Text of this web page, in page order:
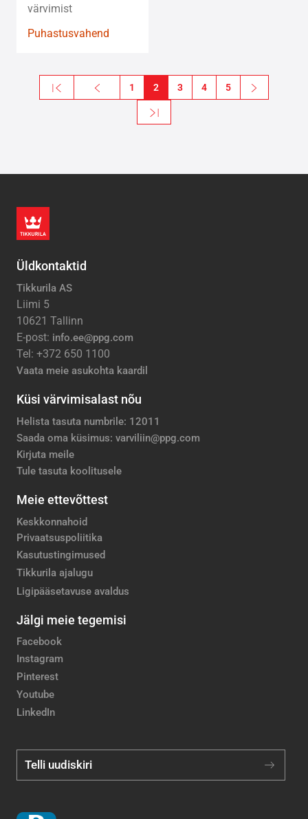
värvimist
Puhastusvahend
« First
Esimene leht
Previous
Eelmine leht
1 2 3 4 5 Next
Järgmine
Last »
Viimane leht
Üldkontaktid
Tikkurila AS
Liimi 5
10621 Tallinn
E-post: info.ee@ppg.com
Tel: +372 650 1100
Vaata meie asukohta kaardil
Küsi värvimisalast nõu
Helista tasuta numbrile: 12011
Saada oma küsimus: varviliin@ppg.com
Kirjuta meile
Tule tasuta koolitusele
Meie ettevõttest
Keskkonnahoid
Privaatsuspoliitika
Kasutustingimused
Tikkurila ajalugu
Ligipääsetavuse avaldus
Jälgi meie tegemisi
Facebook
Instagram
Pinterest
Youtube
LinkedIn
Telli uudiskiri